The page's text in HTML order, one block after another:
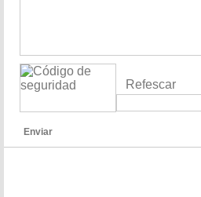
Refescar
Enviar